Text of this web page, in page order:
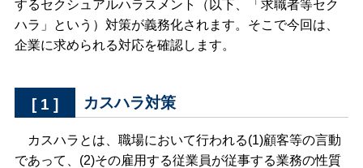
するセクシュアルハラスメント（以下、「求職者等セク
ハラ」という）対策が義務化されます。そこで今回は、
企業に求められる対応を確認します。
[ 1 ] カスハラ対策
カスハラとは、職場において行われる(1)顧客等の言動
であって、(2)その雇用する従業員が従事する業務の性質